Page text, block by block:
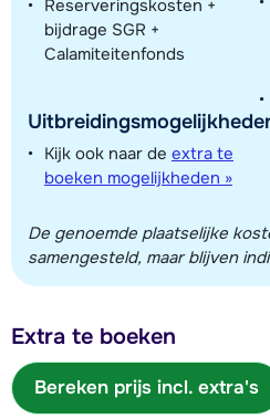
Reserveringskosten +
bijdrage SGR +
Calamiteitenfonds
Kijk ook naar de extra te
boeken mogelijkheden »
De genoemde plaatselijke
samengesteld, maar blijven
Extra te boeken
Bereken prijs incl. extra's